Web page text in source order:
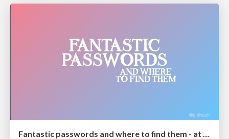
Fantastic passwords and where to find them - at NoRuKo